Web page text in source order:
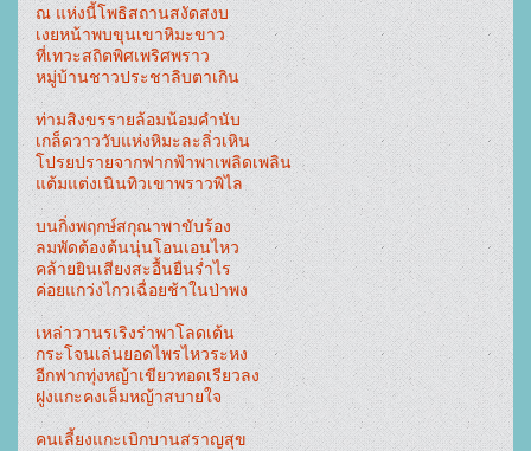
ณ แห่งนี้โพธิสถานสงัดสงบ
เงยหน้าพบขุนเขาหิมะขาว
ที่เทวะสถิตพิศเพริศพราว
หมู่บ้านชาวประชาลิบตาเกิน
ท่ามสิงขรรายล้อมน้อมคำนับ
เกล็ดวาววับแห่งหิมะละลิ่วเหิน
โปรยปรายจากฟากฟ้าพาเพลิดเพลิน
แต้มแต่งเนินทิวเขาพราวพิไล
บนกิ่งพฤกษ์สกุณาพาขับร้อง
ลมพัดต้องต้นนุ่นโอนเอนไหว
คล้ายยินเสียงสะอื้นยืนร่ำไร
ค่อยแกว่งไกวเฉื่อยช้าในป่าพง
เหล่าวานรเริงร่าพาโลดเต้น
กระโจนเล่นยอดไพรไหวระหง
อีกฟากทุ่งหญ้าเขียวทอดเรียวลง
ฝูงแกะคงเล็มหญ้าสบายใจ
คนเลี้ยงแกะเบิกบานสราญสุข